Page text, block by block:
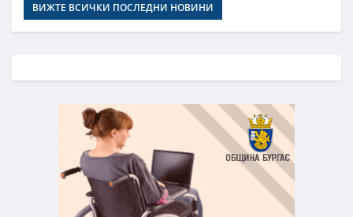
ВИЖТЕ ВСИЧКИ ПОСЛЕДНИ НОВИНИ